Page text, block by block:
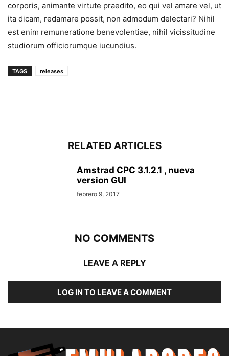
corporis, animante virtute praedito, eo qui vel amare vel, ut
ita dicam, redamare possit, non admodum delectari? Nihil
est enim remuneratione benevolentiae, nihil vicissitudine
studiorum officiorumque iucundius.
TAGS releases
RELATED ARTICLES
Amstrad CPC 3.1.2.1 , nueva
version GUI
febrero 9, 2017
NO COMMENTS
LEAVE A REPLY
LOG IN TO LEAVE A COMMENT